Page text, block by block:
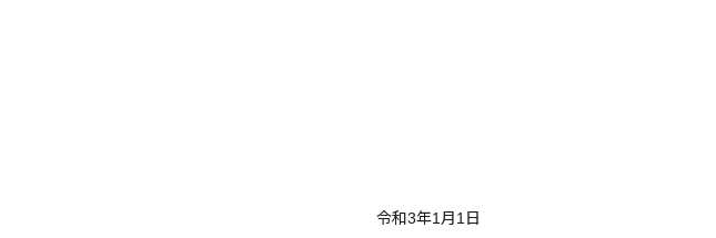
令和3年1月1日